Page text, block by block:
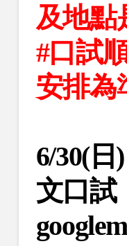
及地點
#口試
安排為
6/30(
文口試